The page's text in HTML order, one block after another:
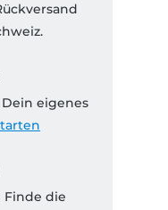
eigenes
Finde die